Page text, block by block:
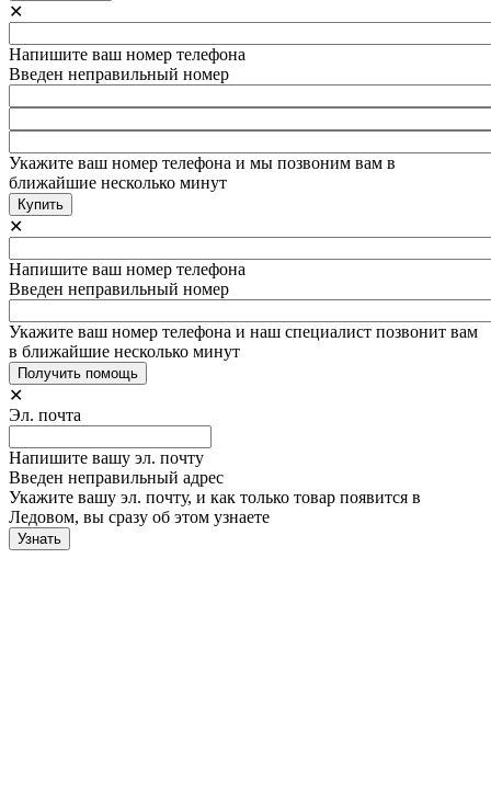
✕
Напишите ваш номер телефона
Введен неправильный номер
Укажите ваш номер телефона и мы позвоним вам в
ближайшие несколько минут
✕
Напишите ваш номер телефона
Введен неправильный номер
Укажите ваш номер телефона и наш специалист позвонит вам
в ближайшие несколько минут
✕
Эл. почта
Напишите вашу эл. почту
Введен неправильный адрес
Укажите вашу эл. почту, и как только товар появится в
Ледовом, вы сразу об этом узнаете